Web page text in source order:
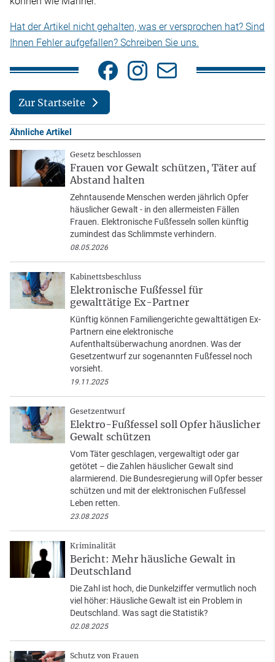
Hat der Artikel nicht gehalten, was er versprochen hat? Sind
Ihnen Fehler aufgefallen? Schreiben Sie uns.
Zur Startseite
Ähnliche Artikel
Gesetz beschlossen
Frauen vor Gewalt schützen, Täter auf
Abstand halten
Zehntausende Menschen werden jährlich Opfer
häuslicher Gewalt - in den allermeisten Fällen
Frauen. Elektronische Fußfesseln sollen künftig
zumindest das Schlimmste verhindern.
08.05.2026
Kabinettsbeschluss
Elektronische Fußfessel für
gewalttätige Ex-Partner
Künftig können Familiengerichte gewalttätigen Ex-
Partnern eine elektronische
Aufenthaltsüberwachung anordnen. Was der
Gesetzentwurf zur sogenannten Fußfessel noch
vorsieht.
19.11.2025
Gesetzentwurf
Elektro-Fußfessel soll Opfer häuslicher
Gewalt schützen
Vom Täter geschlagen, vergewaltigt oder gar
getötet – die Zahlen häuslicher Gewalt sind
alarmierend. Die Bundesregierung will Opfer besser
schützen und mit der elektronischen Fußfessel
Leben retten.
23.08.2025
Kriminalität
Bericht: Mehr häusliche Gewalt in
Deutschland
Die Zahl ist hoch, die Dunkelziffer vermutlich noch
viel höher: Häusliche Gewalt ist ein Problem in
Deutschland. Was sagt die Statistik?
02.08.2025
Schutz von Frauen